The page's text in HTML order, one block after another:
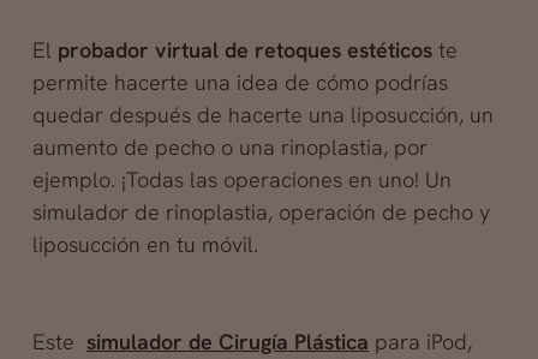
El probador virtual de retoques estéticoste
permite hacerte una idea de cómo podrías
quedar después de hacerte una liposucción, un
aumento de pecho o una rinoplastia, por
ejemplo. ¡Todas las operaciones en uno! Un
simulador de rinoplastia, operación de pecho y
liposucción en tu móvil.
Este simulador de Cirugía Plástica para iPod,